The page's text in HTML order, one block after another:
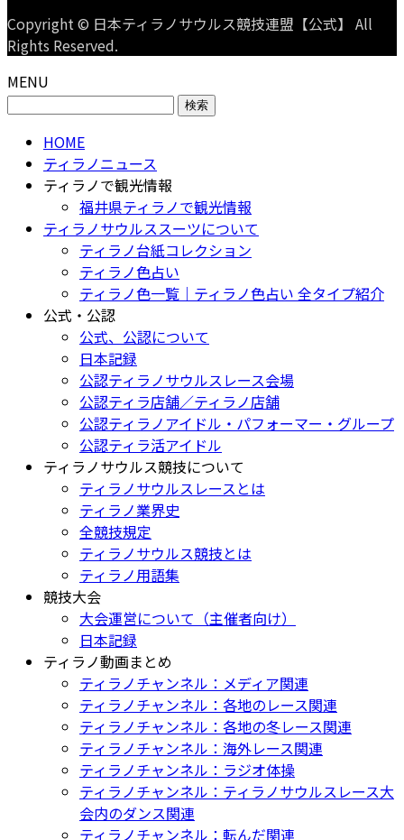
Copyright © 日本ティラノサウルス競技連盟【公式】 All
Rights Reserved.
MENU
検
HOME
ティラノニュース
ティラノで観光情報
福井県ティラノで観光情報
ティラノサウルススーツについて
ティラノ台紙コレクション
ティラノ色占い
ティラノ色一覧｜ティラノ色占い 全タイプ紹介
公式・公認
公式、公認について
日本記録
公認ティラノサウルスレース会場
公認ティラ店舗／ティラノ店舗
公認ティラノアイドル・パフォーマー・グループ
公認ティラ活アイドル
ティラノサウルス競技について
ティラノサウルスレースとは
ティラノ業界史
全競技規定
ティラノサウルス競技とは
ティラノ用語集
競技大会
大会運営について（主催者向け）
日本記録
ティラノ動画まとめ
ティラノチャンネル：メディア関連
ティラノチャンネル：各地のレース関連
ティラノチャンネル：各地の冬レース関連
ティラノチャンネル：海外レース関連
ティラノチャンネル：ラジオ体操
ティラノチャンネル：ティラノサウルスレース大
会内のダンス関連
ティラノチャンネル：転んだ関連